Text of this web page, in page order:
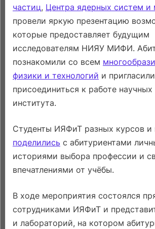
частиц, Центра ядерных систем и
провели яркую презентацию
которые предоставляет будущим
исследователям НИЯУ МИФИ.
познакомили со всем
физики и технологий и пригласили
присоединиться к работе
института.
Студенты ИЯФиТ разных курсов и
поделились с абитуриентами
историями выбора профессии и
впечатлениями от учёбы.
В ходе мероприятия состоялся
сотрудниками ИЯФиТ и
и лабораторий, на котором